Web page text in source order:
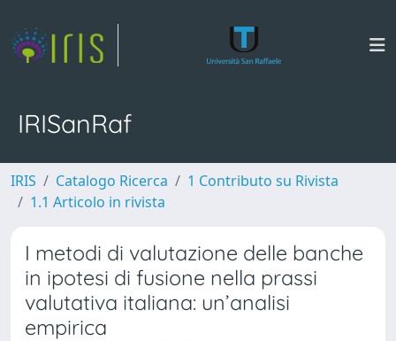
IRISanRaf
IRIS Catalogo Ricerca
1 Contributo su Rivista
1.1 Articolo in rivista
I metodi di valutazione delle banche
in ipotesi di fusione nella prassi
valutativa italiana: un’analisi
empirica